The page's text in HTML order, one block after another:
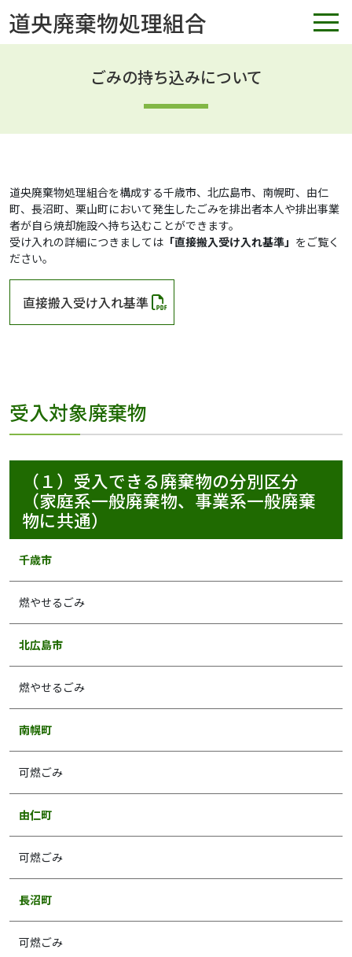
ごみの持ち込みについて
道央廃棄物処理組合を構成する千歳市、北広島市、南幌町、由仁
町、長沼町、栗山町において発生したごみを排出者本人や排出事業
者が自ら焼却施設へ持ち込むことができます。
受け入れの詳細につきましては 「直接搬入受け入れ基準」 をご覧く
ださい。
直接搬入受け入れ基準
受入対象廃棄物
（１）受入できる廃棄物の分別区分
（家庭系一般廃棄物、事業系一般廃棄
物に共通）
千歳市
燃やせるごみ
北広島市
燃やせるごみ
南幌町
可燃ごみ
由仁町
可燃ごみ
長沼町
可燃ごみ